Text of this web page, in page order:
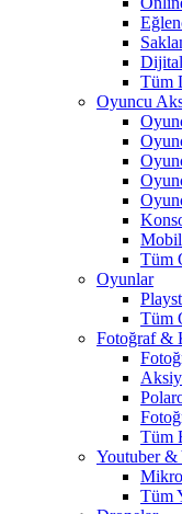
Tüm
Oyuncu
Mobil
Tüm
Oyunlar
Tüm
Fotoğraf &
Tüm
Youtuber &
Tüm